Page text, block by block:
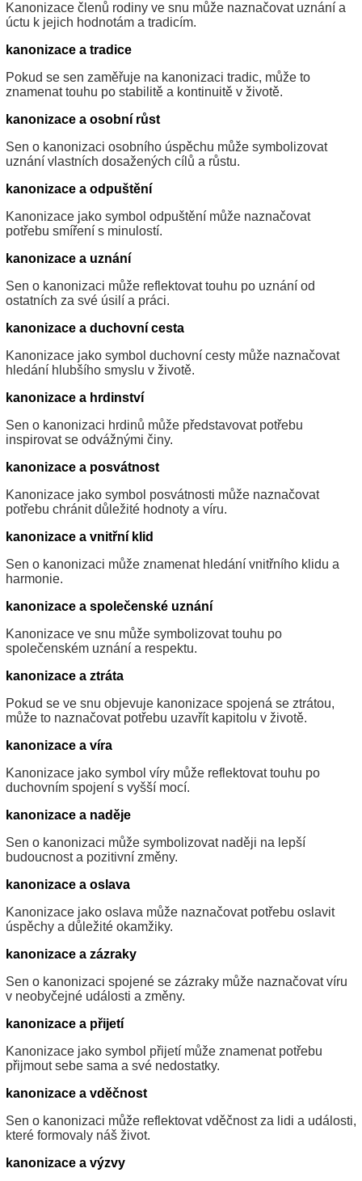
Kanonizace členů rodiny ve snu může naznačovat uznání a
úctu k jejich hodnotám a tradicím.
kanonizace a tradice
Pokud se sen zaměřuje na kanonizaci tradic, může to
znamenat touhu po stabilitě a kontinuitě v životě.
kanonizace a osobní růst
Sen o kanonizaci osobního úspěchu může symbolizovat
uznání vlastních dosažených cílů a růstu.
kanonizace a odpuštění
Kanonizace jako symbol odpuštění může naznačovat
potřebu smíření s minulostí.
kanonizace a uznání
Sen o kanonizaci může reflektovat touhu po uznání od
ostatních za své úsilí a práci.
kanonizace a duchovní cesta
Kanonizace jako symbol duchovní cesty může naznačovat
hledání hlubšího smyslu v životě.
kanonizace a hrdinství
Sen o kanonizaci hrdinů může představovat potřebu
inspirovat se odvážnými činy.
kanonizace a posvátnost
Kanonizace jako symbol posvátnosti může naznačovat
potřebu chránit důležité hodnoty a víru.
kanonizace a vnitřní klid
Sen o kanonizaci může znamenat hledání vnitřního klidu a
harmonie.
kanonizace a společenské uznání
Kanonizace ve snu může symbolizovat touhu po
společenském uznání a respektu.
kanonizace a ztráta
Pokud se ve snu objevuje kanonizace spojená se ztrátou,
může to naznačovat potřebu uzavřít kapitolu v životě.
kanonizace a víra
Kanonizace jako symbol víry může reflektovat touhu po
duchovním spojení s vyšší mocí.
kanonizace a naděje
Sen o kanonizaci může symbolizovat naději na lepší
budoucnost a pozitivní změny.
kanonizace a oslava
Kanonizace jako oslava může naznačovat potřebu oslavit
úspěchy a důležité okamžiky.
kanonizace a zázraky
Sen o kanonizaci spojené se zázraky může naznačovat víru
v neobyčejné události a změny.
kanonizace a přijetí
Kanonizace jako symbol přijetí může znamenat potřebu
přijmout sebe sama a své nedostatky.
kanonizace a vděčnost
Sen o kanonizaci může reflektovat vděčnost za lidi a události,
které formovaly náš život.
kanonizace a výzvy